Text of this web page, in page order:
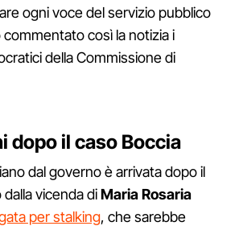
ogni voce del servizio pubblico
così la notizia i
della Commissione di
dopo il caso Boccia
dal governo è arrivata dopo il
vicenda diMaria Rosaria
per stalking, che sarebbe